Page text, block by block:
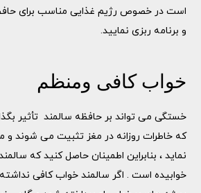
است در خصوص رژیم غذایی مناسب برای
و برنامه ربزی نمایید.
خواب کافی ومنظم
خستگی می تواند بر حافظه سالمند تأثیر
که خاطرات روزانه در مغز تثبیت می شوند و
نماید ، بنابراین اطمینان حاصل کنید که
خوابیده است . اگر سالمند خواب کافی